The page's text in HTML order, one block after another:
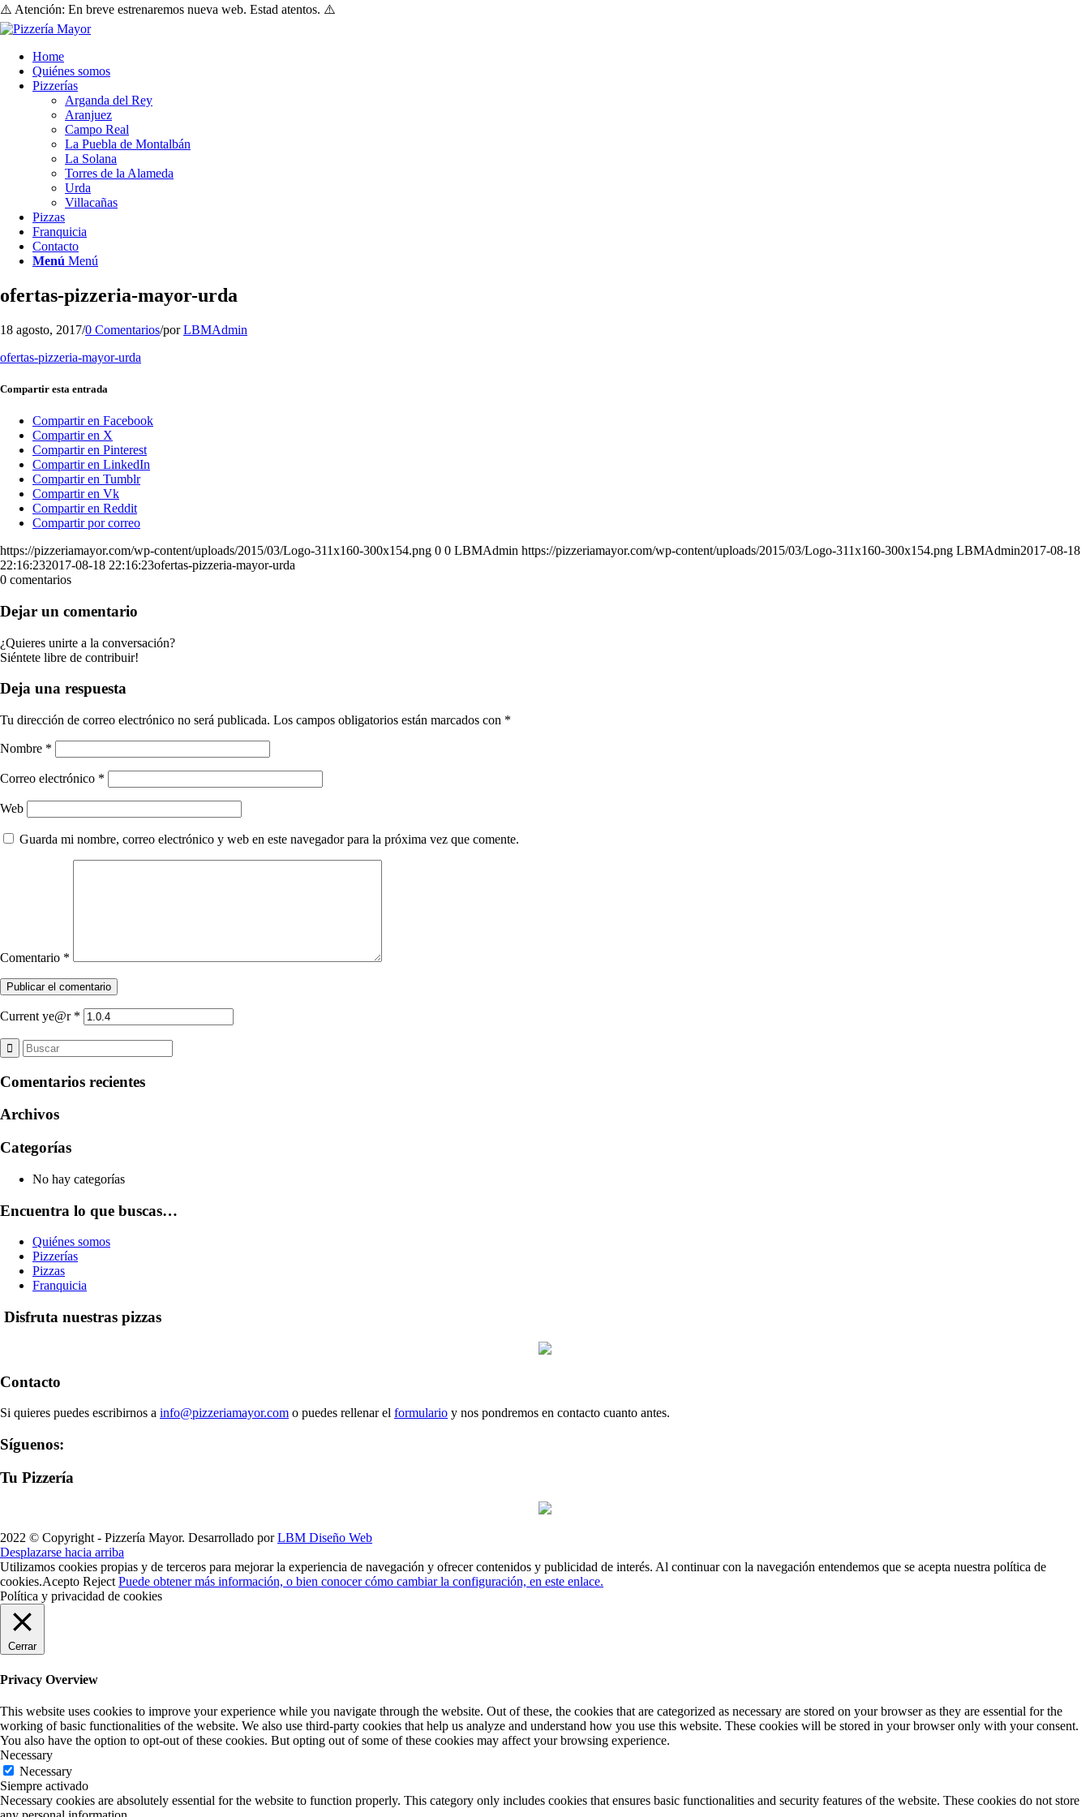
⚠️ Atención: En breve estrenaremos nueva web. Estad atentos. ⚠️
Home
Quiénes somos
Pizzerías
Arganda del Rey
Aranjuez
Campo Real
La Puebla de Montalbán
La Solana
Torres de la Alameda
Urda
Villacañas
Pizzas
Franquicia
Contacto
Menú Menú
ofertas-pizzeria-mayor-urda
18 agosto, 2017/0 Comentarios/porLBMAdmin
ofertas-pizzeria-mayor-urda
Compartir esta entrada
Compartir en Facebook
Compartir en X
Compartir en Pinterest
Compartir en LinkedIn
Compartir en Tumblr
Compartir en Vk
Compartir en Reddit
Compartir por correo
https://pizzeriamayor.com/wp-content/uploads/2015/03/Logo-311x160-300x154.png 0 0 LBMAdmin https://pizzeriamayor.com/wp-content/uploads/2015/03/Logo-311x160-300x154.png LBMAdmin2017-08-18
22:16:232017-08-18 22:16:23ofertas-pizzeria-mayor-urda
0 comentarios
Dejar un comentario
¿Quieres unirte a la conversación?
Siéntete libre de contribuir!
Deja una respuesta
Tu dirección de correo electrónico no será publicada. Los campos obligatorios están marcados con *
Nombre *
Correo electrónico *
Web
Guarda mi nombre, correo electrónico y web en este navegador para la próxima vez que comente.
Comentario *
Current ye@r *
Comentarios recientes
Archivos
Categorías
No hay categorías
Encuentra lo que buscas…
Quiénes somos
Pizzerías
Pizzas
Franquicia
Disfruta nuestras pizzas
Contacto
Si quieres puedes escribirnos a info@pizzeriamayor.com o puedes rellenar el formulario y nos pondremos en contacto cuanto antes.
Síguenos:
Tu Pizzería
2022 © Copyright - Pizzería Mayor. Desarrollado porLBM Diseño Web
Desplazarse hacia arriba
Utilizamos cookies propias y de terceros para mejorar la experiencia de navegación y ofrecer contenidos y publicidad de interés. Al continuar con la navegación entendemos que se acepta nuestra política de
cookies.Acepto Reject Puede obtener más información, o bien conocer cómo cambiar la configuración, en este enlace.
Política y privacidad de cookies
Cerrar
Privacy Overview
This website uses cookies to improve your experience while you navigate through the website. Out of these, the cookies that are categorized as necessary are stored on your browser as they are essential for the
working of basic functionalities of the website. We also use third-party cookies that help us analyze and understand how you use this website. These cookies will be stored in your browser only with your consent.
You also have the option to opt-out of these cookies. But opting out of some of these cookies may affect your browsing experience.
Necessary
Necessary
Siempre activado
Necessary cookies are absolutely essential for the website to function properly. This category only includes cookies that ensures basic functionalities and security features of the website. These cookies do not store